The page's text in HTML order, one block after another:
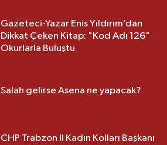
Gazeteci-Yazar Enis Yıldırım’dan
Dikkat Çeken Kitap: "Kod Adı 126"
Okurlarla Buluştu
Salah gelirse Asena ne yapacak?
CHP Trabzon İl Kadın Kolları Başkanı